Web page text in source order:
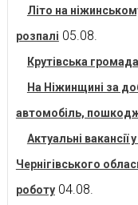
Літо на
розпалі 05.08.
Крутівська
На Ніжинщині за
автомобіль,
Актуальні вакансії
Чернігівського
роботу 04.08.